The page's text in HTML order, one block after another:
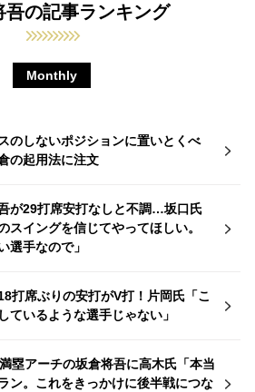
の記事ランキング
Monthly
のしないポジションに置いとくべ
の起用法に注文
が29打席安打なしと不調…坂口氏
スイングを信じてやってほしい。
選手なので」
打席ぶりの安打がV打！片岡氏「こ
ているような選手じゃない」
塁アーチの坂倉将吾に高木氏「本当
ン。これをきっかけに後半戦につな